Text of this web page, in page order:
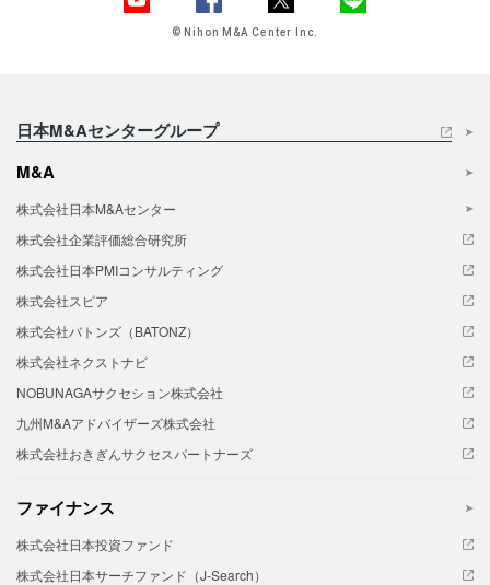
© Nihon M&A Center Inc.
日本M&Aセンターグループ
M&A
株式会社日本M&Aセンター
株式会社企業評価総合研究所
株式会社日本PMIコンサルティング
株式会社スピア
株式会社バトンズ（BATONZ）
株式会社ネクストナビ
NOBUNAGAサクセション株式会社
九州M&Aアドバイザーズ株式会社
株式会社おきぎんサクセスパートナーズ
ファイナンス
株式会社日本投資ファンド
株式会社日本サーチファンド（J-Search）